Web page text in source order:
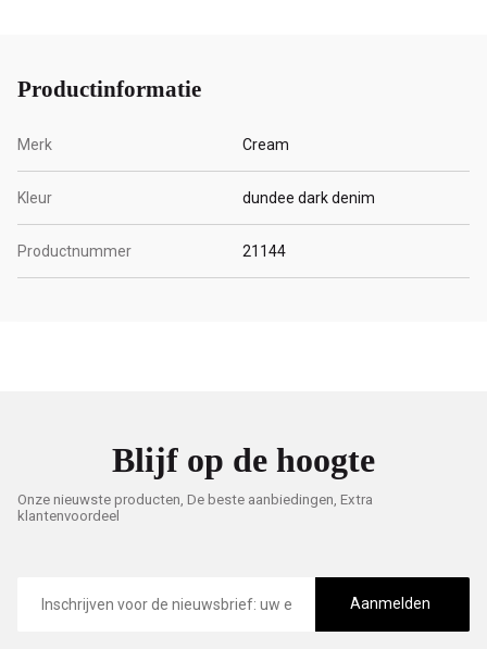
Productinformatie
Merk Cream
Kleur dundee dark denim
Productnummer 21144
Blijf op de hoogte
Onze nieuwste producten, De beste aanbiedingen, Extra
klantenvoordeel
mailadres
Aanmelden